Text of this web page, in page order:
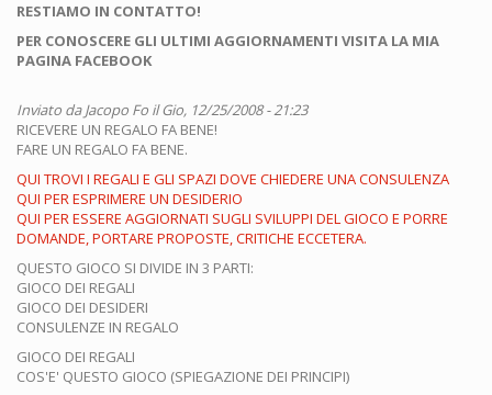
RESTIAMO IN CONTATTO!
PER CONOSCERE GLI ULTIMI AGGIORNAMENTI VISITA LA MIA
PAGINA FACEBOOK
Inviato daJacopo Fo il Gio, 12/25/2008 - 21:23
RICEVERE UN REGALO FA BENE!
FARE UN REGALO FA BENE.
QUI TROVI I REGALI E GLI SPAZI DOVE CHIEDERE UNA CONSULENZA
QUI PER ESPRIMERE UN DESIDERIO
QUI PER ESSERE AGGIORNATI SUGLI SVILUPPI DEL GIOCO E PORRE
DOMANDE, PORTARE PROPOSTE, CRITICHE ECCETERA.
QUESTO GIOCO SI DIVIDE IN 3 PARTI:
GIOCO DEI REGALI
GIOCO DEI DESIDERI
CONSULENZE IN REGALO
GIOCO DEI REGALI
COS'E' QUESTO GIOCO (SPIEGAZIONE DEI PRINCIPI)